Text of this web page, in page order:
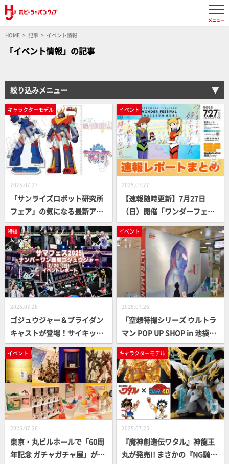
HOME 記事 イベント情報
「イベント情報」の記事
絞り込みメニュー
キャラクターモデル
2025.07.27
「サンライズロボット研究所
フェア」の気になる最新アイ
テムをピックアップ！ 『シャ
ニマス』×『ザブングル』の
まさかのコラボにも注目!!
イベント
2025.07.27
【速報随時更新】7月27日
（日）開催「ワンダーフェス
ティバル2025［夏］」 会場展
示レポートまとめ！
特撮
2025.07.26
ゴジュウジャー＆ブライダン
キャストが登場！サイキック
ラバーのライブも大盛況のサ
マフェス2025『ゴジュウジャ
ー』イベントフォトレポー
ト！
イベント
2025.07.26
「空想特撮シリーズ ウルトラ
マン POP UP SHOP in 池袋
駅」開催中！ 会期は7月28日
（月）まで！
イベント
2025.07.26
東京・丸ビルホールで「60周
年記念 ガチャガチャ展」が開
キャラクターモデル
2025.07.25
『魔神創造伝ワタル』神龍王
丸が発売!! まさかの『NG騎士
メニュー